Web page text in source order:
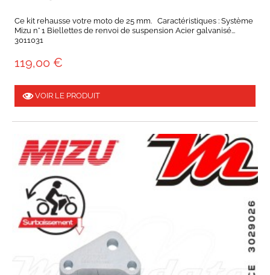
Ce kit rehausse votre moto de 25 mm. Caractéristiques : Système
Mizu n° 1 Biellettes de renvoi de suspension Acier galvanisé...
3011031
119,00 €
VOIR LE PRODUIT